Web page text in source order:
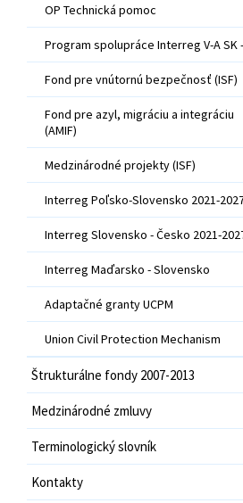
OP Technická pomoc
Program spolupráce Interreg V-A SK
Fond pre vnútornú bezpečnosť (ISF)
Fond pre azyl, migráciu a integráciu
(AMIF)
Medzinárodné projekty (ISF)
Interreg Poľsko-Slovensko 2021-
Interreg Slovensko - Česko 2021-
Interreg Maďarsko - Slovensko
Adaptačné granty UCPM
Union Civil Protection Mechanism
Štrukturálne fondy 2007-2013
Medzinárodné zmluvy
Terminologický slovník
Kontakty